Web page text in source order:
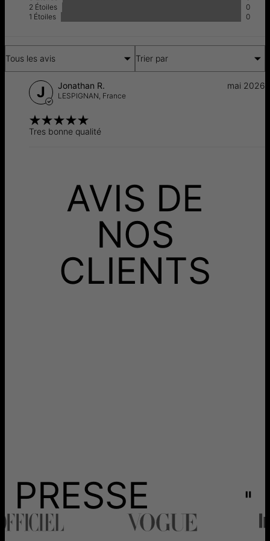
RetoursLivraison
2 Étoiles
0
1 Étoiles
0
Tous les avis Trier par
J Jonathan R.
LESPIGNAN, France
mai 2026
Tres bonne qualité
AVIS DE
NOS
CLIENTS
PRESSE